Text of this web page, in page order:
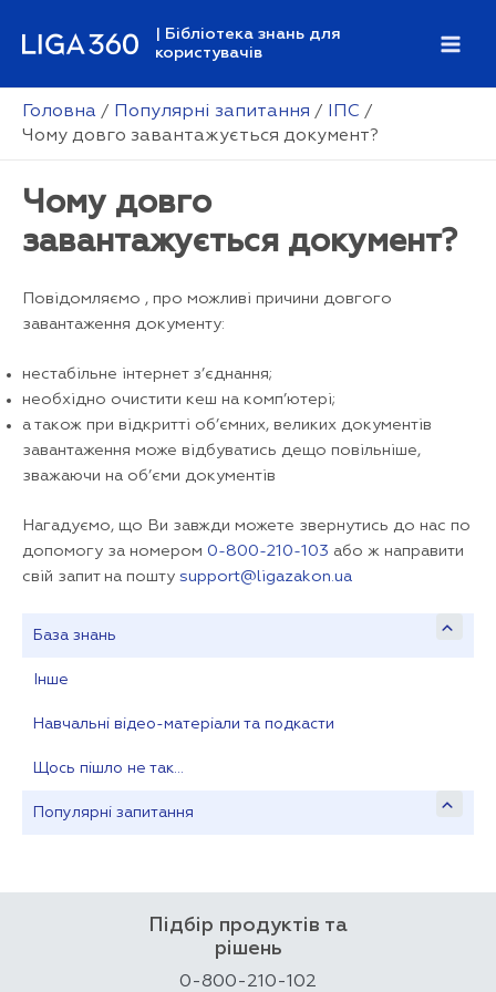
| Бібліотека знань для
користувачів
Головна Популярні запитання
ІПС
Чому довго завантажується документ?
База знань
Інше
Навчальні відео-матеріали та подкасти
Щось пішло не так…
Популярні запитання
Чому довго
завантажується документ?
Повідомляємо , про можливі причини довгого
завантаження документу:
нестабільне інтернет з’єднання;
необхідно очистити кеш на комп’ютері;
а також при відкритті об’ємних, великих документів
завантаження може відбуватись дещо повільніше,
зважаючи на об’єми документів
Нагадуємо, що Ви завжди можете звернутись до нас по
допомогу за номером 0-800-210-103 або ж направити
свій запит на пошту support@ligazakon.ua
Підбір продуктів та
рішень
0-800-210-102